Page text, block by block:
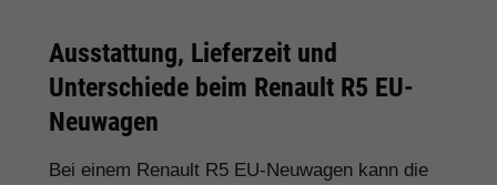
Ausstattung, Lieferzeit und
Unterschiede beim Renault R5 EU-
Neuwagen
Bei einem Renault R5 EU-Neuwagen kann die